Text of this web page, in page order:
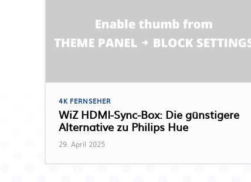
4K FERNSEHER
WiZ HDMI-Sync-Box: Die günstigere
Alternative zu Philips Hue
29. April 2025